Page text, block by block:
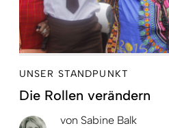
UNSER STANDPUNKT
Die Rollen verändern
von Sabine Balk